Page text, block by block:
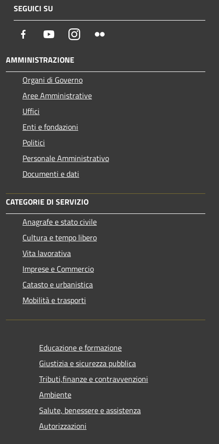
SEGUICI SU
Facebook YoutubeInstagram
AMMINISTRAZIONE
Organi di Governo
Aree Amministrative
Uffici
Enti e fondazioni
Politici
Personale Amministrativo
Documenti e dati
CATEGORIE DI SERVIZIO
Anagrafe e stato civile
Cultura e tempo libero
Vita lavorativa
Imprese e Commercio
Catasto e urbanistica
Mobilità e trasporti
Educazione e formazione
Giustizia e sicurezza pubblica
Tributi,finanze e contravvenzioni
Ambiente
Salute, benessere e assistenza
Autorizzazioni